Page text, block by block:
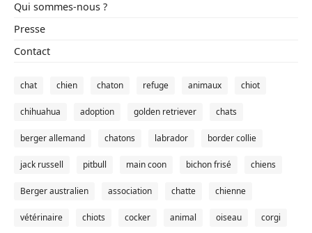
Qui sommes-nous ?
Presse
Contact
chat chien chaton refuge animaux chiot
chihuahua adoption golden retriever chats
berger allemand chatons labrador border collie
jack russell pitbull main coon bichon frisé chiens
Berger australien association chatte chienne
vétérinaire chiots cocker animal oiseau corgi